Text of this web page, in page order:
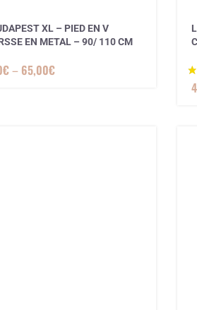
XL – PIED EN V
EN METAL – 90/ 110 CM
€– 65,00€